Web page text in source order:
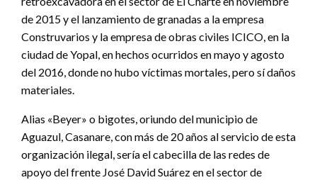
de 2015 y el lanzamiento de granadas a la empresa
Construvarios y la empresa de obras civiles ICICO, en la
ciudad de Yopal, en hechos ocurridos en mayo y agosto
del 2016, donde no hubo víctimas mortales, pero sí daños
materiales.
Alias «Beyer» o bigotes, oriundo del municipio de
Aguazul, Casanare, con más de 20 años al servicio de esta
organización ilegal, sería el cabecilla de las redes de
apoyo del frente José David Suárez en el sector de